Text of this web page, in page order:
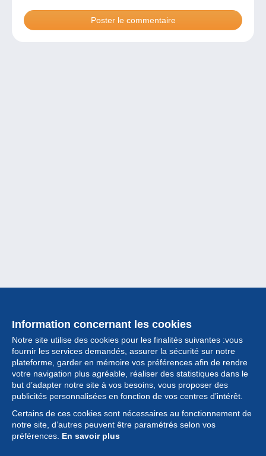
Information concernant les cookies
Notre site utilise des cookies pour les finalités suivantes :vous
fournir les services demandés, assurer la sécurité sur notre
plateforme, garder en mémoire vos préférences afin de rendre
votre navigation plus agréable, réaliser des statistiques dans le
but d’adapter notre site à vos besoins, vous proposer des
publicités personnalisées en fonction de vos centres d’intérêt.
Certains de ces cookies sont nécessaires au fonctionnement de
notre site, d’autres peuvent être paramétrés selon vos
préférences. En savoir plus
Collection
Actualités
Fonctionnalités